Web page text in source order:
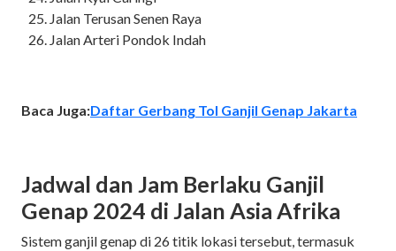
Jalan Terusan Senen Raya
Jalan Arteri Pondok Indah
Baca Juga:Daftar Gerbang Tol Ganjil Genap Jakarta
Jadwal dan Jam Berlaku Ganjil
Genap 2024 di Jalan Asia Afrika
Sistem ganjil genap di 26 titik lokasi tersebut, termasuk